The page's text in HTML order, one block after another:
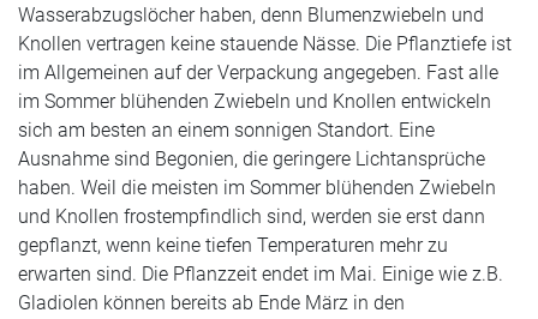
Wasserabzugslöcherhaben, denn Blumenzwiebeln und
Knollen vertragen keine stauende Nässe. Die Pflanztiefe ist
im Allgemeinen auf der Verpackung angegeben. Fast alle
im Sommer blühenden Zwiebeln und Knollen entwickeln
sich am besten an einem sonnigen Standort. Eine
Ausnahme sind Begonien, die geringere Lichtansprüche
haben. Weil die meisten im Sommer blühenden Zwiebeln
und Knollen frostempfindlich sind, werden sie erst dann
gepflanzt, wenn keine tiefen Temperaturen mehr zu
erwarten sind. Die Pflanzzeit endet im Mai. Einige wie z.B.
Gladiolen können bereits ab Ende März in den